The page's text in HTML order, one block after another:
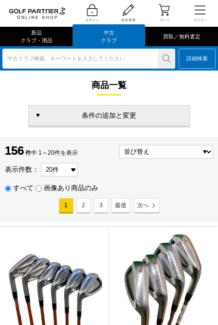
新品
クラブ・用品
中古
クラブ
買取／無料査定
中古クラブ検索、キーワードを入力してください 詳細検索
商品一覧
条件の追加と変更
156 件
156 件中 1～20件を表示
表示件数：
すべて 画像あり商品のみ
1 2 3 最後 次へ